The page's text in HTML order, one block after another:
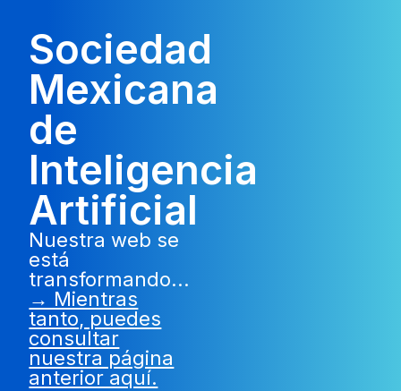
Sociedad
Mexicana
de
Inteligencia
Artificial
Nuestra web se
está
transformando...
→ Mientras
tanto, puedes
consultar
nuestra página
anterior aquí.